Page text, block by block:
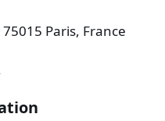
Paris, France